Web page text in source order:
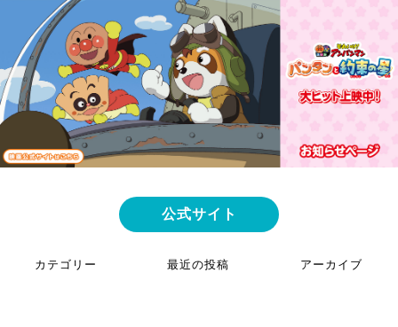
公式サイト
カテゴリー 最近の投稿 アーカイブ